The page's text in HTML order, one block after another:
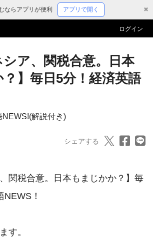
ならアプリが便利 アプリで開く ✖
ログイン
シア、関税合意。日本
】毎日5分！経済英語
解説付き)
シェアする
関税合意。日本もまじかか？】毎
NEWS！
す。